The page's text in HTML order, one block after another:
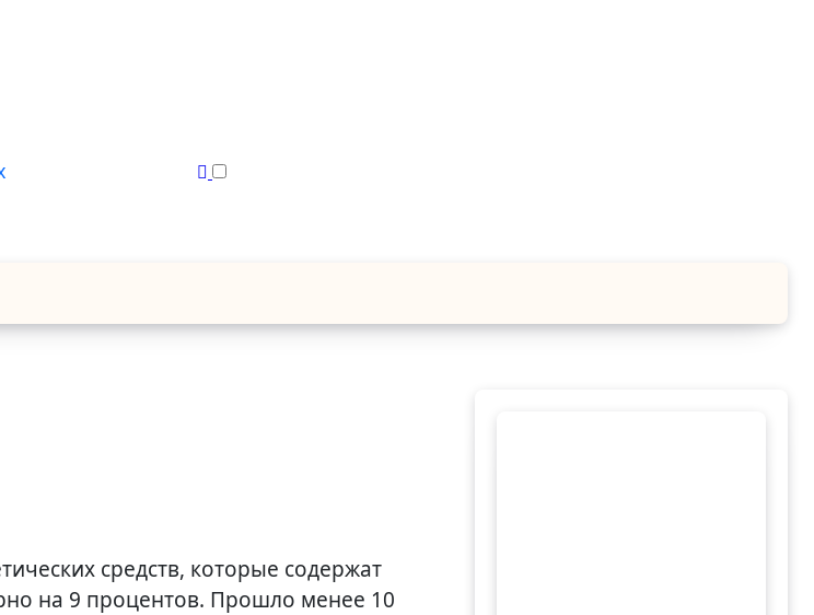
на 9 процентов. Прошло менее 10